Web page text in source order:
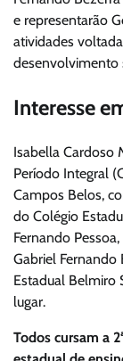
e representarão
atividades
desenvolvimento
Interesse
Isabella Cardoso
Período Integral
Campos Belos,
do Colégio
Fernando
Gabriel Fernando
Estadual Belmiro
lugar.
Todos cursam a